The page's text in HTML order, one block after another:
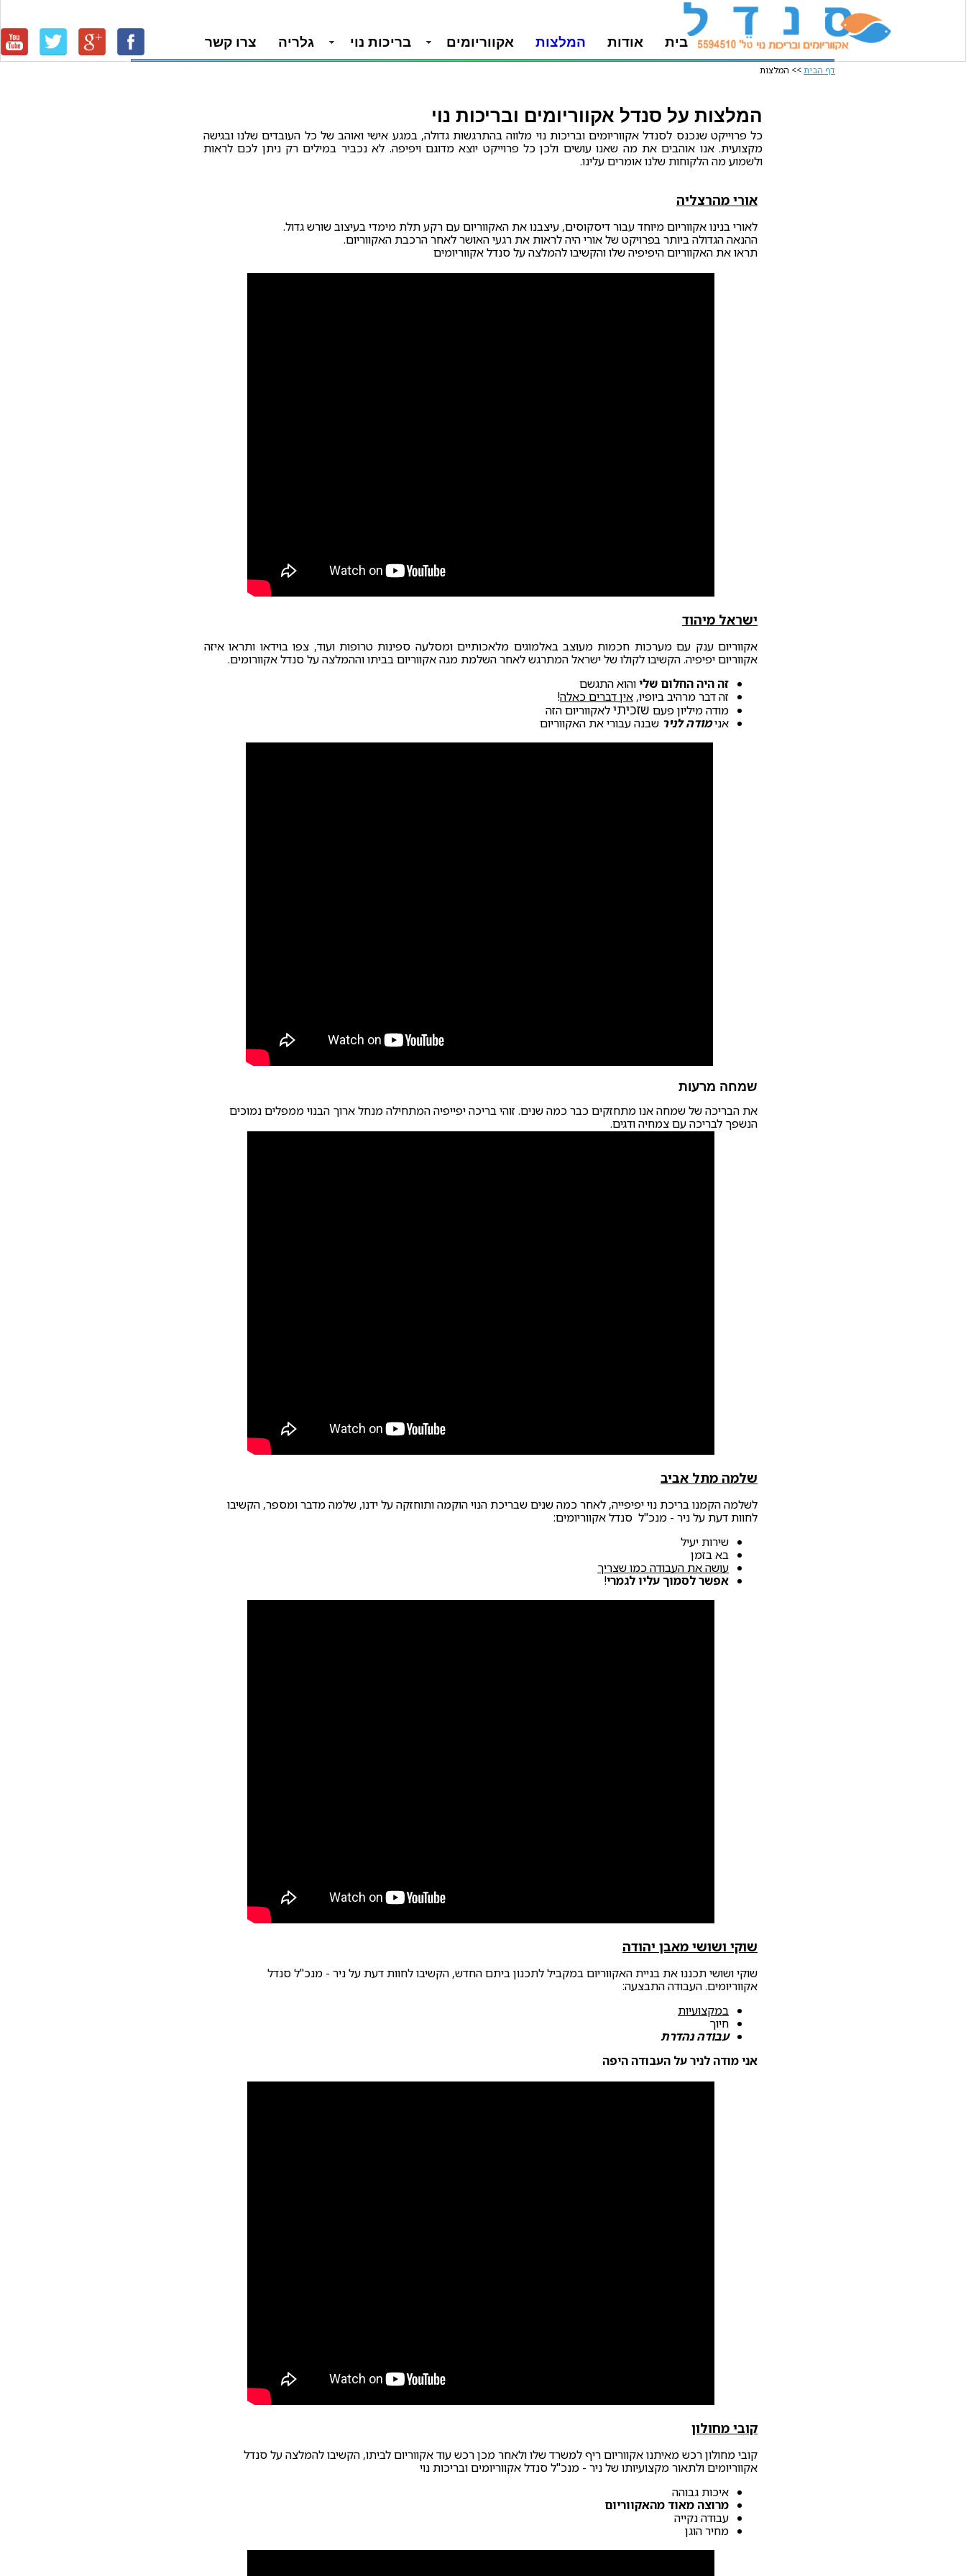
בית אודות המלצות אקווריומים בריכות נוי גלריה צרו קשר
דף הבית>> המלצות
כל פרוייקט שנכנס לסנדל אקווריומים ובריכות נוי מלווה בהתרגשות גדולה, במגע אישי ואוהב של כל העובדים שלנו ובגישה
מקצועית. אנו אוהבים את מה שאנו עושים ולכן כל פרוייקט יוצא מדוגם ויפיפה. לא נכביר במילים רק ניתן לכם לראות
ולשמוע מה הלקוחות שלנו אומרים עלינו.
המלצות על סנדל אקווריומים ובריכות נוי
אורי מהרצליה
לאורי בנינו אקווריום מיוחד עבור דיסקוסים, עיצבנו את האקווריום עם רקע תלת מימדי בעיצוב שורש גדול.
ההנאה הגדולה ביותר בפרויקט של אורי היה לראות את רגעי האושר לאחר הרכבת האקווריום.
תראו את האקווריום היפיפיה שלו והקשיבו להמלצה על סנדל אקווריומים
ישראל מיהוד
אקווריום ענק עם מערכות חכמות מעוצב באלמוגים מלאכותיים ומסלעה ספינות טרופות ועוד, צפו בוידאו ותראו איזה
אקווריום יפיפיה. הקשיבו לקולו של ישראל המתרגש לאחר השלמת מגה אקווריום בביתו וההמלצה על סנדל אקוורומים.
זה היה החלום שליוהוא התגשם
זה דבר מרהיב ביופיו, אין דברים כאלה!
מודה מיליון פעם שזכיתילאקווריום הזה
אנימודה לניר שבנה עבורי את האקווריום
שמחה מרעות
את הבריכה של שמחה אנו מתחזקים כבר כמה שנים. זוהי בריכה יפייפיה המתחילה מנחל ארוך הבנוי ממפלים נמוכים
הנשפך לבריכה עם צמחיה ודגים.
שלמה מתל אביב
לשלמה הקמנו בריכת נוי יפיפייה, לאחר כמה שנים שבריכת הנוי הוקמה ותוחזקה על ידנו, שלמה מדבר ומספר, הקשיבו
לחוות דעת על ניר - מנכ"ל סנדל אקווריומים:
שירות יעיל
בא בזמן
עושה את העבודה כמו שצריך
אפשר לסמוך עליו לגמרי!
שוקי ושושי מאבן יהודה
שוקי ושושי תכננו את בניית האקווריום במקביל לתכנון ביתם החדש, הקשיבו לחוות דעת על ניר - מנכ"ל סנדל
אקווריומים. העבודה התבצעה:
במקצועיות
חיוך
עבודה נהדרת
אני מודה לניר על העבודה היפה
קובי מחולון
קובי מחולון רכש מאיתנו אקווריום ריף למשרד שלו ולאחר מכן רכש עוד אקווריום לביתו, הקשיבו להמלצה על סנדל
אקווריומים ולתאור מקצועיותו של ניר - מנכ"ל סנדל אקווריומים ובריכות נוי
איכות גבוהה
מרוצה מאוד מהאקווריום
עבודה נקייה
מחיר הוגן